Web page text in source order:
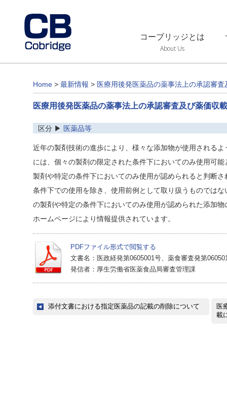
コーブリッジとは
About Us
Home > 最新情報 > 医療用後発医薬品の薬事法上の承認審
医療用後発医薬品の薬事法上の承認審査及び薬価収
区分 ▶ 医薬品等
近年の製剤技術の進歩により、様々な添加物が使用される
には、個々の製剤の限定された条件下においてのみ使用可
製剤や特定の条件下においてのみ使用が認められると判断
条件下での使用を除き、使用前例として取り扱うものでは
の製剤や特定の条件下においてのみ使用が認められた添加
ホームページにより情報提供されています。
PDFファイル形式で閲覧する
文書名：医政経発第0605001号、薬食審査発第
発信者：厚生労働省医薬食品局審査管理課
添付文書における指定医薬品の記載の削除について
医
載